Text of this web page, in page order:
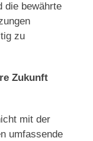
die bewährte
zu
Zukunft
mit der
umfassende